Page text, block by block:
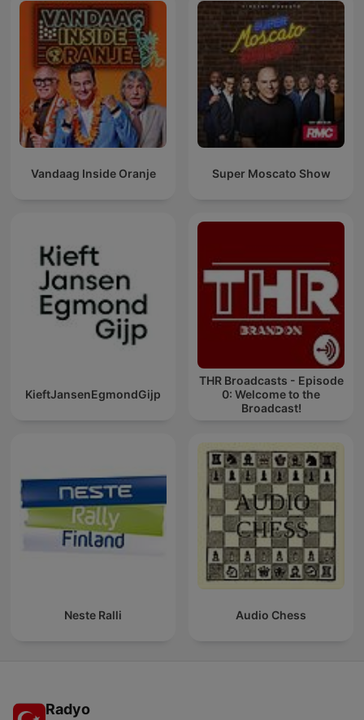
Vandaag Inside Oranje Super Moscato Show
KieftJansenEgmondGijp
THR Broadcasts - Episode
0: Welcome to the
Broadcast!
Neste Ralli Audio Chess
Radyo